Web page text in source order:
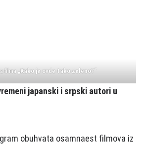
filma „Kako je ovde tako zeleno?“
japanski i srpski autori u
obuhvata osamnaest filmova iz